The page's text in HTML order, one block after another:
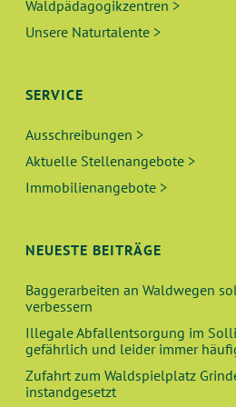
Waldpädagogikzentren >
Unsere Naturtalente >
SERVICE
Ausschreibungen >
Aktuelle Stellenangebote >
Immobilienangebote >
NEUESTE BEITRÄGE
Baggerarbeiten an Waldwegen
verbessern
Illegale Abfallentsorgung im
gefährlich und leider immer
Zufahrt zum Waldspielplatz
instandgesetzt